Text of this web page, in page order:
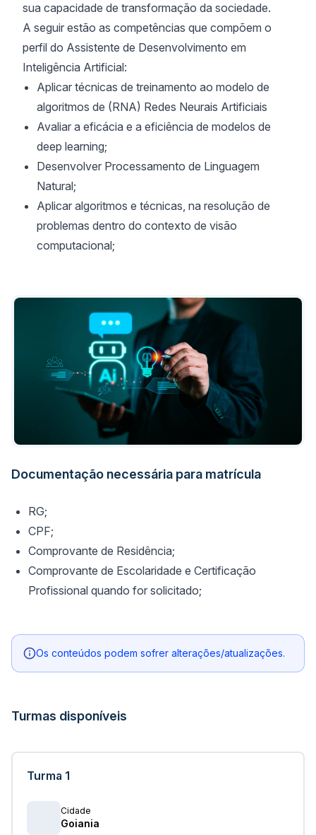
sua capacidade de transformação da sociedade.
A seguir estão as competências que compõem o
perfil do Assistente de Desenvolvimento em
Inteligência Artificial:
Aplicar técnicas de treinamento ao modelo de
algoritmos de (RNA) Redes Neurais Artificiais
Avaliar a eficácia e a eficiência de modelos de
deep learning;
Desenvolver Processamento de Linguagem
Natural;
Aplicar algoritmos e técnicas, na resolução de
problemas dentro do contexto de visão
computacional;
Documentação necessária para matrícula
RG;
CPF;
Comprovante de Residência;
Comprovante de Escolaridade e Certificação
Profissional quando for solicitado;
Os conteúdos podem sofrer alterações/atualizações.
Turmas disponíveis
Turma 1
Cidade
Goiania